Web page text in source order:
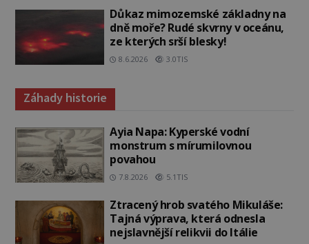
Důkaz mimozemské základny na
dně moře? Rudé skvrny v oceánu,
ze kterých srší blesky!
8.6.2026 3.0TIS
Záhady historie
Ayia Napa: Kyperské vodní
monstrum s mírumilovnou
povahou
7.8.2026 5.1TIS
Ztracený hrob svatého Mikuláše:
Tajná výprava, která odnesla
nejslavnější relikvii do Itálie